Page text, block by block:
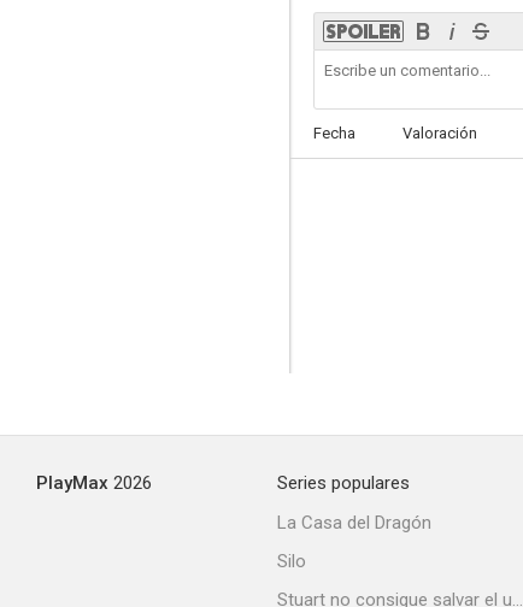
Fecha Valoración
PlayMax 2026
Series populares
La Casa del Dragón
Silo
Stuart no consigue salvar el universo